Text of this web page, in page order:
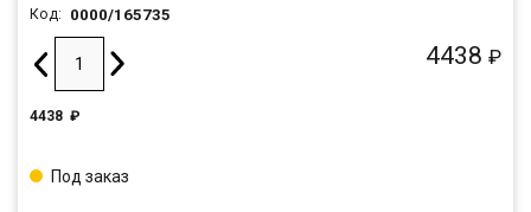
Код: 0000/165735
4438 ₽
4438 ₽
Под заказ